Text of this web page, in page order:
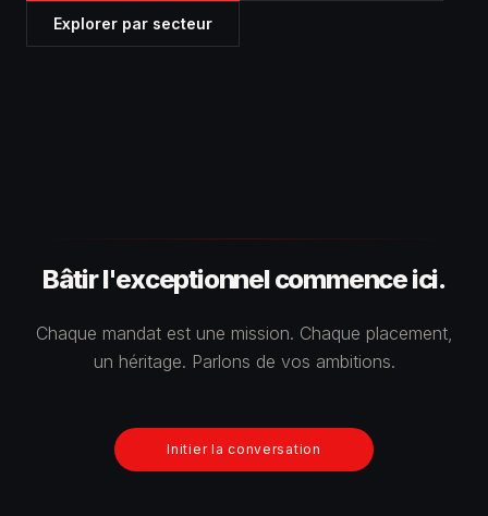
Explorer par secteur
Bâtir l'exceptionnel commence ici.
Chaque mandat est une mission. Chaque placement,
un héritage. Parlons de vos ambitions.
Initier la conversation